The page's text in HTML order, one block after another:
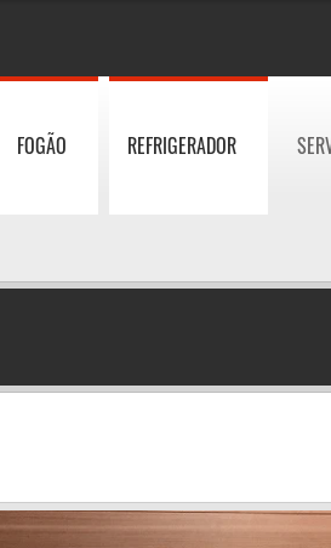
FOGÃO REFRIGERADOR